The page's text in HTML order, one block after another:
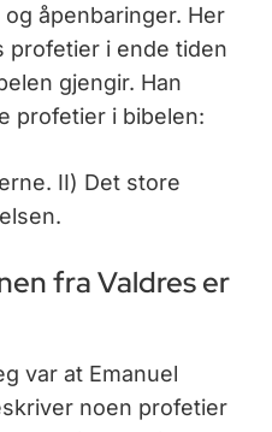
åpenbaringer. Her
profetier i ende tiden
gjengir. Han
profetier i bibelen:
II) Det store
fra Valdres er
var at Emanuel
noen profetier